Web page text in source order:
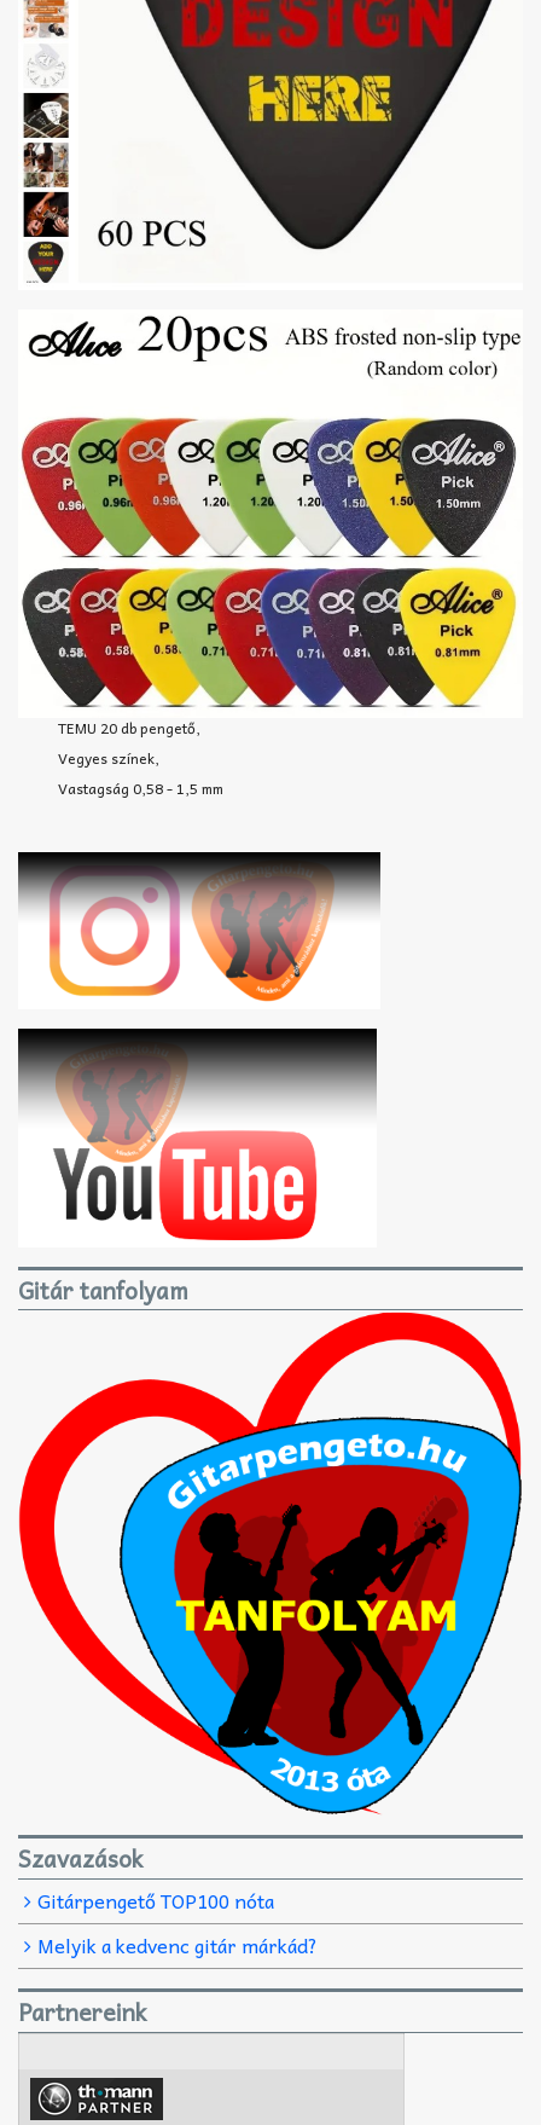
TEMU 20 db pengető,
Vegyes színek,
Vastagság 0,58 - 1,5 mm
Gitár tanfolyam
Szavazások
Gitárpengető TOP100 nóta
Melyik a kedvenc gitár márkád?
Partnereink